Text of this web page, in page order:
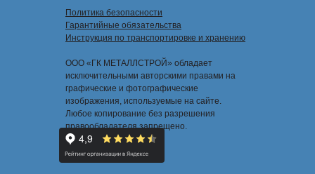
Политика безопасности
Гарантийные обязательства
Инструкция по транспортировке и хранению
ООО «ГК МЕТАЛЛСТРОЙ» обладает
исключительными авторскими правами на
графические и фотографические
изображения, используемые на сайте.
Любое копирование без разрешения
правообладателя запрещено.